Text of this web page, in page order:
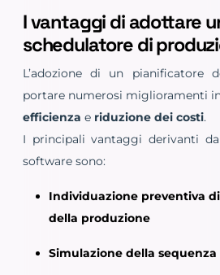
I vantaggi di adottare
schedulatore di
L’adozione di un pianificatore
portare numerosi miglioramenti
efficienza e riduzione dei costi.
I principali vantaggi derivanti
software sono:
Individuazione preventiva
della produzione
Simulazione della sequenza